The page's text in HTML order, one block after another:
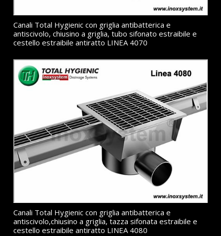
Canali Total Hygienic con griglia antibatterica e
antiscivolo, chiusino a griglia, tubo sifonato estraibile e
cestello estraibile antiratto LINEA 4070
Canali Total Hygienic con griglia antibatterica e
antiscivolo,chiusino a griglia, tazza sifonata estraibile e
cestello estraibile antiratto LINEA 4080